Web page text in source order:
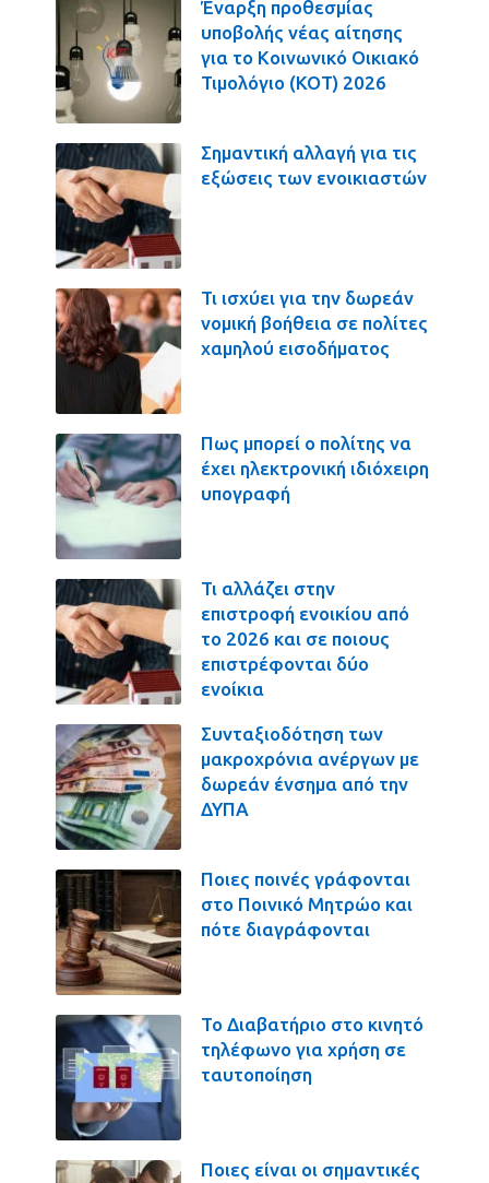
Έναρξη προθεσμίας
υποβολής νέας αίτησης
για το Κοινωνικό Οικιακό
Τιμολόγιο (ΚΟΤ) 2026
Σημαντική αλλαγή για τις
εξώσεις των ενοικιαστών
Τι ισχύει για την δωρεάν
νομική βοήθεια σε πολίτες
χαμηλού εισοδήματος
Πως μπορεί ο πολίτης να
έχει ηλεκτρονική ιδιόχειρη
υπογραφή
Τι αλλάζει στην
επιστροφή ενοικίου από
το 2026 και σε ποιους
επιστρέφονται δύο
ενοίκια
Συνταξιοδότηση των
μακροχρόνια ανέργων με
δωρεάν ένσημα από την
ΔΥΠΑ
Ποιες ποινές γράφονται
στο Ποινικό Μητρώο και
πότε διαγράφονται
Το Διαβατήριο στο κινητό
τηλέφωνο για χρήση σε
ταυτοποίηση
Ποιες είναι οι σημαντικές